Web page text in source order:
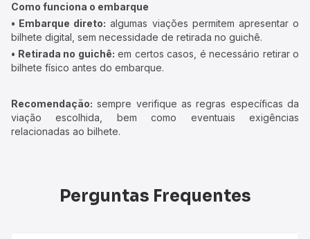
Como funciona o embarque
• Embarque direto: algumas viações permitem apresentar o
bilhete digital, sem necessidade de retirada no guichê.
• Retirada no guichê: em certos casos, é necessário retirar o
bilhete físico antes do embarque.
Recomendação: sempre verifique as regras específicas da
viação escolhida, bem como eventuais exigências
relacionadas ao bilhete.
Perguntas Frequentes